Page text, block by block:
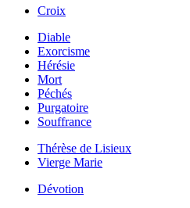
Croix
Diable
Exorcisme
Hérésie
Mort
Péchés
Purgatoire
Souffrance
Thérèse de Lisieux
Vierge Marie
Dévotion